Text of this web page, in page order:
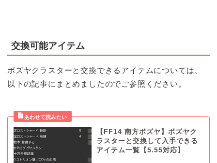
交換可能アイテム
ボズヤクラスターと交換できるアイテムについては、
以下の記事にまとめましたのでご参照ください。
【FF14 南方ボズヤ】ボズヤク
ラスターと交換して入手できる
アイテム一覧【5.55対応】